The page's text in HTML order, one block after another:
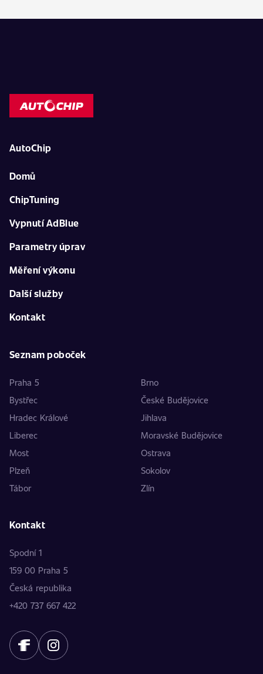
AutoChip
Domů
ChipTuning
Vypnutí AdBlue
Parametry úprav
Měření výkonu
Další služby
Kontakt
Seznam poboček
Praha 5
Brno
Bystřec
České Budějovice
Hradec Králové
Jihlava
Liberec
Moravské Budějovice
Most
Ostrava
Plzeň
Sokolov
Tábor
Zlín
Kontakt
Spodní 1
159 00 Praha 5
Česká republika
+420 737 667 422